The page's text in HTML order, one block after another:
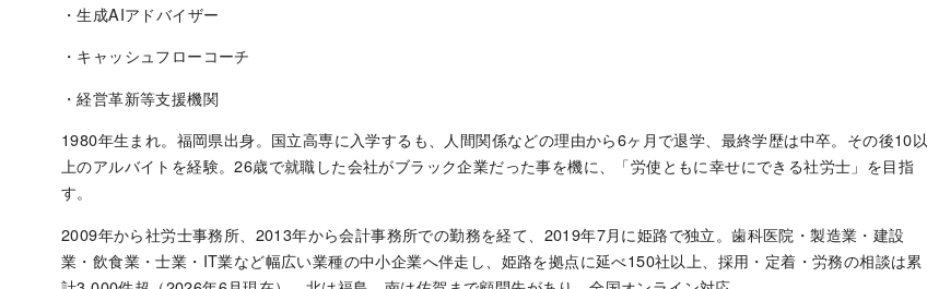
・生成AIアドバイザー
・キャッシュフローコーチ
・経営革新等支援機関
1980年生まれ。福岡県出身。国立高専に入学するも、人間関係などの理由から6ヶ月で退学、最終学歴は中卒。その後10以
上のアルバイトを経験。26歳で就職した会社がブラック企業だった事を機に、「労使ともに幸せにできる社労士」を目指
す。
2009年から社労士事務所、2013年から会計事務所での勤務を経て、2019年7月に姫路で独立。歯科医院・製造業・建設
業・飲食業・士業・IT業など幅広い業種の中小企業へ伴走し、姫路を拠点に延べ150社以上、採用・定着・労務の相談は累